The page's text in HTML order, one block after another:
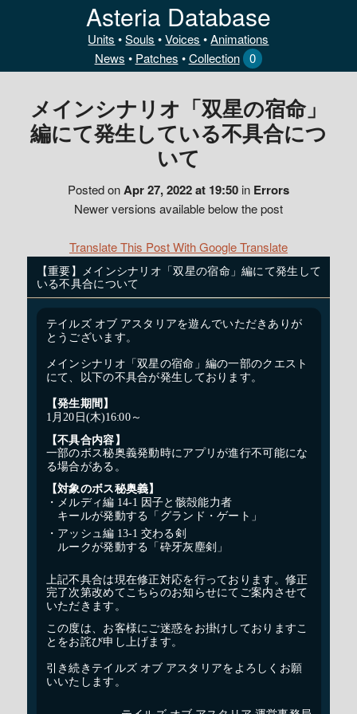
Asteria Database
Units •Souls •Voices •Animations
News • Patches •Collection 0
メインシナリオ「双星の宿命」
編にて発生している不具合につ
いて
Posted onApr 27, 2022 at 19:50in Errors
Newer versions available below the post
Translate This Post With Google Translate